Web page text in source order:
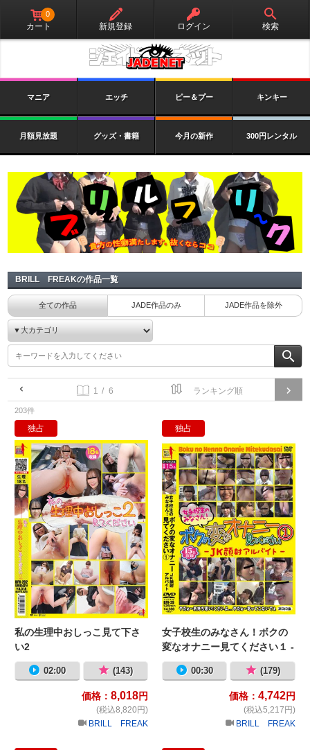
カート
0
新規登録 ログイン 検索
マニア エッチ ピー＆プー キンキー
月額見放題 グッズ・書籍 今月の新作 300円レンタル
BRILL FREAKの作品一覧
全ての作品 JADE作品のみ JADE作品を除外
/ 6
203件
独占
私の生理中おしっこ見て下さい2
私の生理中おしっこ見て下さ
い2
02:00 (143)
価格： 8,018円
(税込8,820円)
BRILL FREAK
独占
女
女子校生のみなさん！ボクの
変なオナニー見てください１ -
ＪＫ顔射アルバイト-
00:30 (179)
価格： 4,742円
(税込5,217円)
BRILL FREAK